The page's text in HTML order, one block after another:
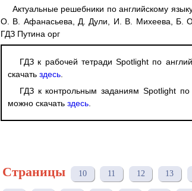
Актуальные решебники по английскому
О. В. Афанасьева, Д. Дули, И. В. Михеева, Б.
ГДЗ Путина орг
ГДЗ к рабочей тетради Spotlight по
скачать здесь
ГДЗ к контрольным заданиям Spotlight
можно скачать здесь
Страницы 10 11 12 13